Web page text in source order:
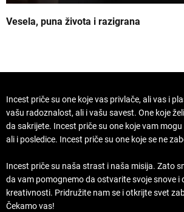
Vesela, puna života i razigrana
Incest priče su one koje vas privlače, ali vas i
vašu radoznalost, ali i vašu savest. One koje
da sakrijete. Incest priče su one koje vam
ali i posledice. Incest priče su one koje se ne
Incest priče su naša strast i naša misija. Zato
da vam pomognemo da ostvarite svoje snove i
kreativnosti. Pridružite nam se i otkrijte svet
Čekamo vas!